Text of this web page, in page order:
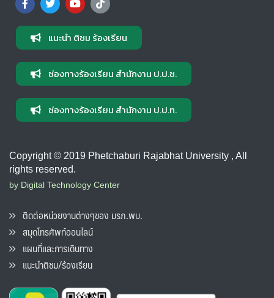
แนะนำ ติชม ร้องเรียน
ช่องทางร้องเรียน สำนักงาน ป.ป.ช.
ช่องทางร้องเรียน สำนักงาน ป.ป.ท.
Copyright © 2019 Phetchaburi Rajabhat University , All
rights reserved.
by Digital Technology Center
ติดต่อหน่วยงานต่างๆของ มรภ.พบ.
สมุดโทรศัพท์ออนไลน์
แผนที่และการเดินทาง
แนะนำติชม/ร้องเรียน